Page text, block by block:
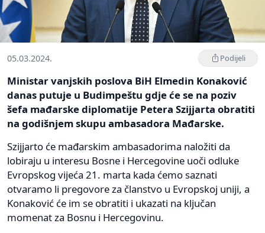
05.03.2024. Podijeli
Ministar vanjskih poslova BiH Elmedin Konaković
danas putuje u Budimpeštu gdje će se na poziv
šefa mađarske diplomatije Petera Szijjarta obratiti
na godišnjem skupu ambasadora Mađarske.
Szijjarto će mađarskim ambasadorima naložiti da
lobiraju u interesu Bosne i Hercegovine uoči odluke
Evropskog vijeća 21. marta kada ćemo saznati
otvaramo li pregovore za članstvo u Evropskoj uniji, a
Konaković će im se obratiti i ukazati na ključan
momenat za Bosnu i Hercegovinu.